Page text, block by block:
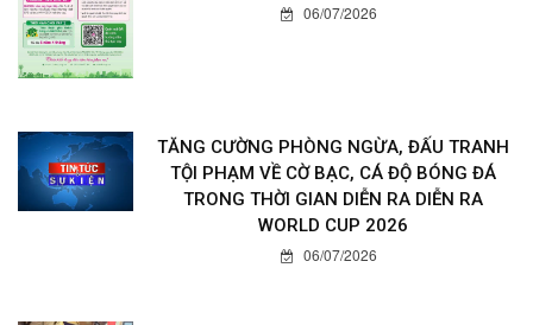
06/07/2026
TĂNG CƯỜNG PHÒNG NGỪA, ĐẤU TRANH
TỘI PHẠM VỀ CỜ BẠC, CÁ ĐỘ BÓNG ĐÁ
TRONG THỜI GIAN DIỄN RA DIỄN RA
WORLD CUP 2026
06/07/2026